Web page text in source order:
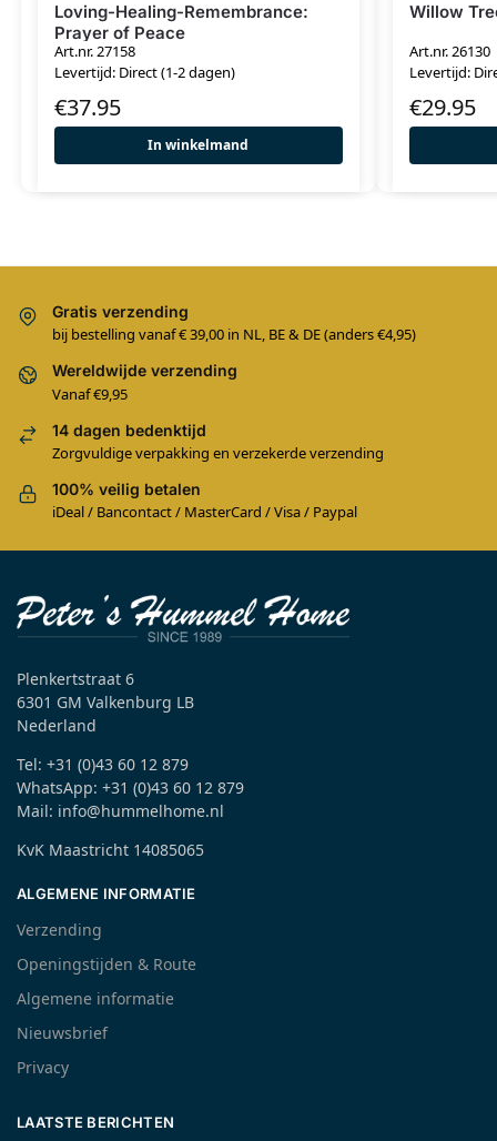
Loving-Healing-Remembrance:
Prayer of Peace
Art.nr. 27158
Levertijd: Direct (1-2 dagen)
€37.95
In winkelmand
Willow
Art.nr. 26130
Levertijd:
€29.95
Gratis verzending
bij bestelling vanaf € 39,00 in NL, BE & DE (anders €4,95)
Wereldwijde verzending
Vanaf €9,95
14 dagen bedenktijd
Zorgvuldige verpakking en verzekerde verzending
100% veilig betalen
iDeal / Bancontact / MasterCard / Visa / Paypal
Plenkertstraat 6
6301 GM Valkenburg LB
Nederland
Tel: +31 (0)43 60 12 879
WhatsApp: +31 (0)43 60 12 879
Mail: info@hummelhome.nl
KvK Maastricht 14085065
ALGEMENE INFORMATIE
Verzending
Openingstijden & Route
Algemene informatie
Nieuwsbrief
Privacy
LAATSTE BERICHTEN